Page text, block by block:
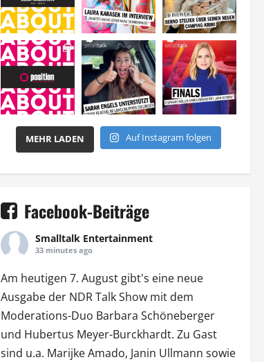
MEHR LADEN Auf Instagram folgen
Facebook-Beiträge
Smalltalk Entertainment
33 minutes ago
Am heutigen 7. August gibt's eine neue
Ausgabe der NDR Talk Showmit dem
Moderations-Duo Barbara Schöneberger
und Hubertus Meyer-Burckhardt. Zu Gast
sind u.a. Marijke Amado, Janin Ullmann sowie